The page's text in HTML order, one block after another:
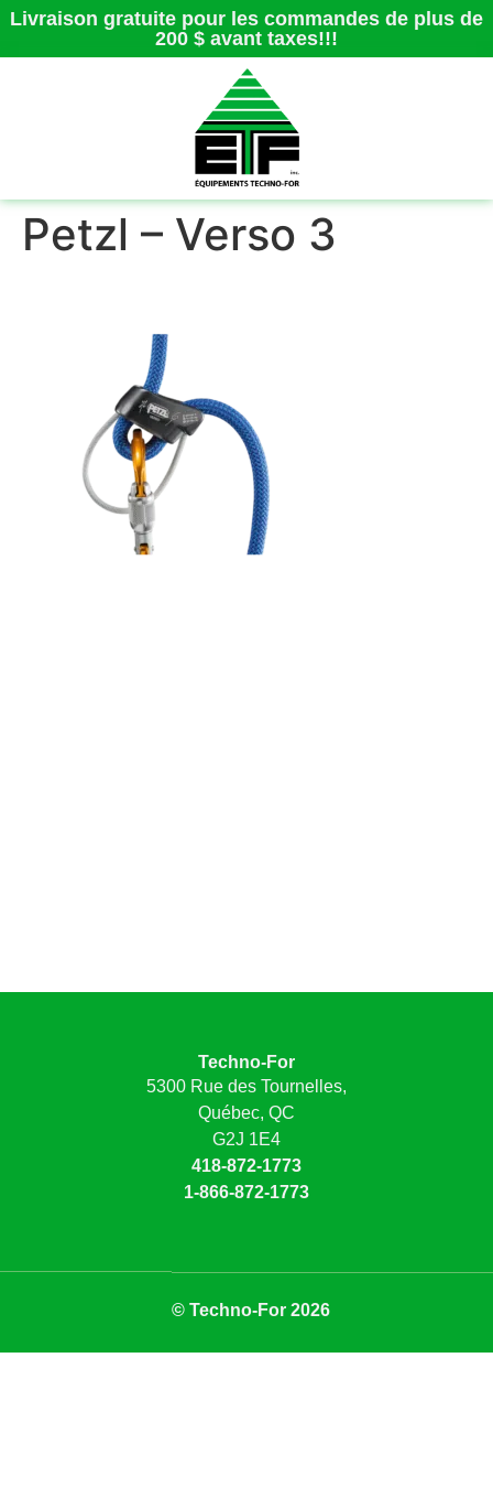
Livraison gratuite pour les commandes de plus de
200 $ avant taxes!!!
Petzl – Verso 3
Techno-For
5300 Rue des Tournelles,
Québec, QC
G2J 1E4
418-872-1773
1-866-872-1773
© Techno-For 2026